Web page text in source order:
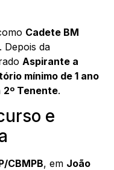
Cadete BM
Depois da
Aspirante a
mínimo de 1 ano
2º Tenente.
e
CBMPB, em João